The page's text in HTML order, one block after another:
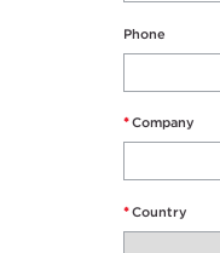
Phone
*Company
*Country